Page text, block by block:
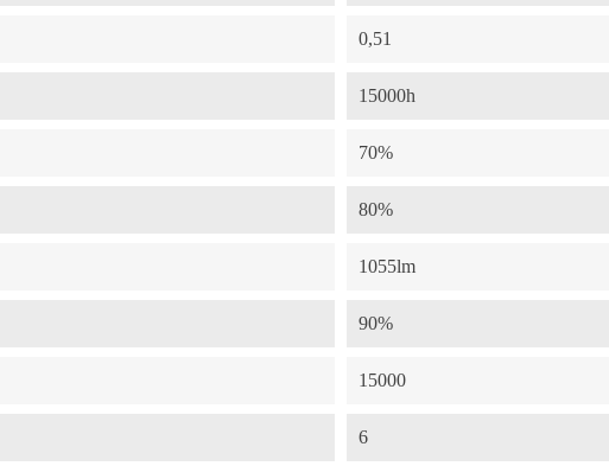
0,51
15000h
70%
80%
1055lm
90%
15000
6